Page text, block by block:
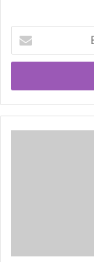
Posta
adresinizi